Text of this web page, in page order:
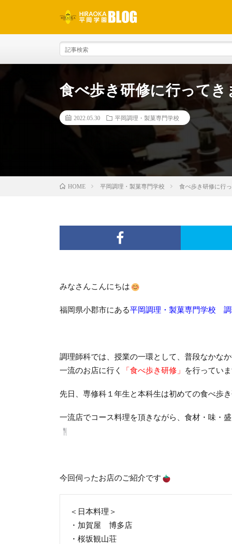
食べ歩き研修に行ってき
2022.05.30 平岡調理・製菓専門学校
HOME 平岡調理・製菓専門学校 食べ歩き研修に行
みなさんこんにちは
福岡県小郡市にある平岡調理・製菓専門学校
調理師科では、授業の一環として、普段なかな
一流のお店に行く
「食べ歩き研修」 を行ってい
先日、専修科１年生と本科生は初めての食べ歩
一流店でコース料理を頂きながら、食材・味・
今回伺ったお店のご紹介です
＜日本料理＞
・加賀屋 博多店
・桜坂観山荘